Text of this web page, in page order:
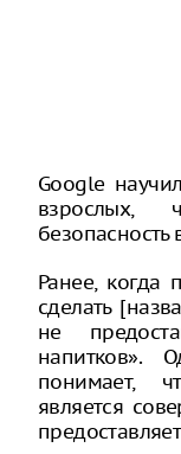
Google
взрослых,
Ранее, когда
сделать
не
напитков».
понимает,
является